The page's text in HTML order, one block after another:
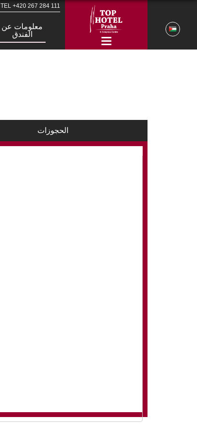
TEL +420 267 284 111
معلومات عن
الفندق
الحجوزات